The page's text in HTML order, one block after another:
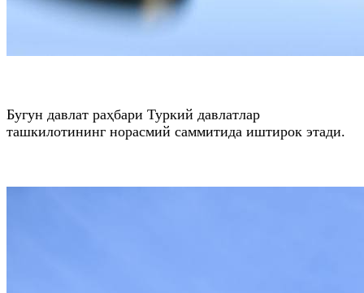
Бугун давлат раҳбари Туркий давлатлар
ташкилотининг норасмий саммитида иштирок этади.